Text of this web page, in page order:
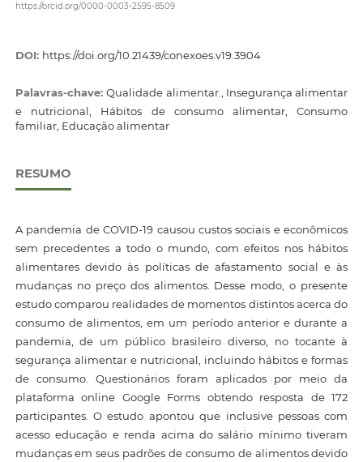
https://orcid.org/0000-0003-2595-8509
DOI: https://doi.org/10.21439/conexoes.v19.3904
Palavras-chave:Qualidade alimentar., Insegurança alimentar
e nutricional, Hábitos de consumo alimentar, Consumo
familiar, Educação alimentar
RESUMO
A pandemia de COVID-19 causou custos sociais e econômicos
sem precedentes a todo o mundo, com efeitos nos hábitos
alimentares devido às políticas de afastamento social e às
mudanças no preço dos alimentos. Desse modo, o presente
estudo comparou realidades de momentos distintos acerca do
consumo de alimentos, em um período anterior e durante a
pandemia, de um público brasileiro diverso, no tocante à
segurança alimentar e nutricional, incluindo hábitos e formas
de consumo. Questionários foram aplicados por meio da
plataforma online Google Forms obtendo resposta de 172
participantes. O estudo apontou que inclusive pessoas com
acesso educação e renda acima do salário mínimo tiveram
mudanças em seus padrões de consumo de alimentos devido